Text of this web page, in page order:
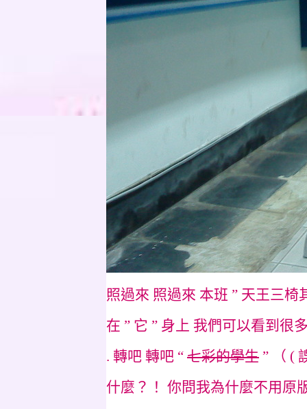
照過來 照過來 本班 ” 天王三椅
在 ” 它 ” 身上 我們可以看到很
. 轉吧 轉吧 “ 七彩的學生 ” （ (
什麼？！ 你問我為什麼不用原